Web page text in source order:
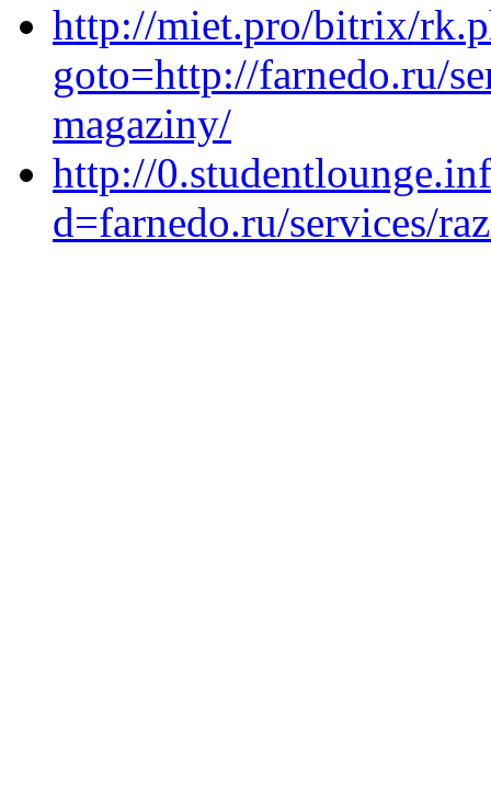
http://miet.pro/bitrix/
goto=http://farnedo.ru/
magaziny/
http://
d=farnedo.ru/services/